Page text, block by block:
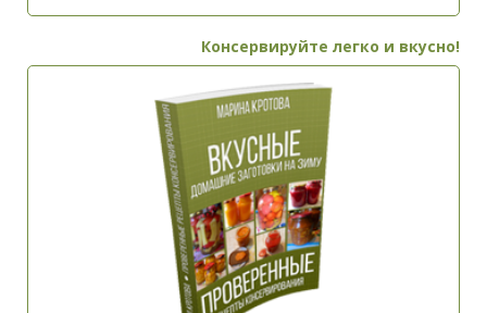
Консервируйте легко и вкусно!